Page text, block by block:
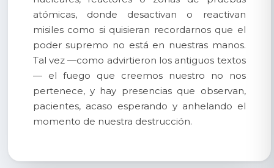
atómicas, donde desactivan o reactivan
misiles como si quisieran recordarnos que el
poder supremo no está en nuestras manos.
Tal vez —como advirtieron los antiguos textos
— el fuego que creemos nuestro no nos
pertenece, y hay presencias que observan,
pacientes, acaso esperando y anhelando el
momento de nuestra destrucción.